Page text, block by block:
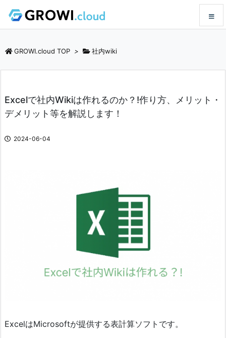
GROWI.cloud TOP > 社内wiki
Excelで社内Wikiは作れるのか？!作り方、メリット・
デメリット等を解説します！
2024-06-04
ExcelはMicrosoftが提供する表計算ソフトです。